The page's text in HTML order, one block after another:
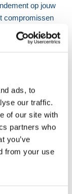
ads, to
our traffic.
of our site with
partners who
you’ve
from your use
op jouw
compromissen
beste kwaliteit
aan